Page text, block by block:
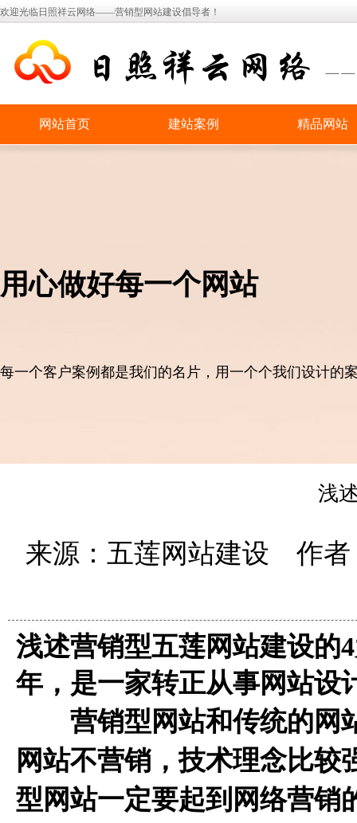
欢迎光临日照祥云网络——营销型网站建设倡导者！
网站首页 建站案例 精品网站
用心做好每一个网站
每一个客户案例都是我们的名片，用一个个我们设计的
浅
来源：五莲网站建设 作
浅述营销型五莲网站建设的
年，是一家转正从事网站设
营销型网站和传统的网站
网站不营销，技术理念比
型网站一定要起到网络营销